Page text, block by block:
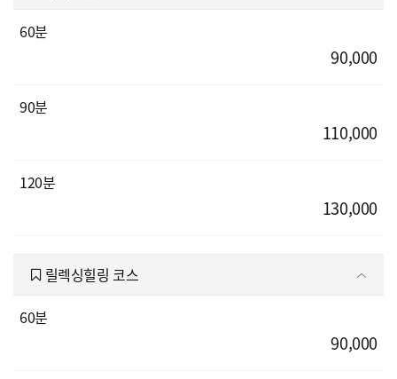
60분
90,000
90분
110,000
120분
130,000
릴렉싱힐링 코스
60분
90,000